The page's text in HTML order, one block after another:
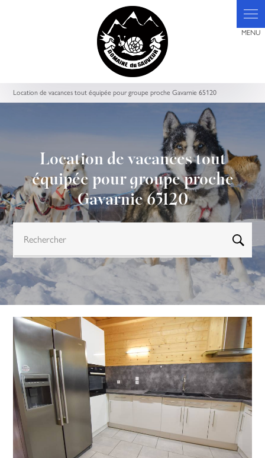
Location de vacances tout équipée pour groupe proche Gavarnie 65120
Location de vacances tout
équipée pour groupe proche
Gavarnie 65120
Rechercher